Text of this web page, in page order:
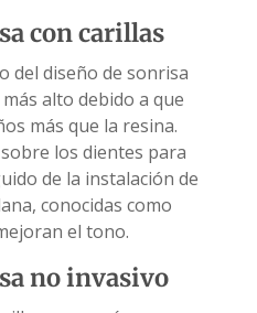
con carillas
del diseño de sonrisa
alto debido a que
más que la resina.
los dientes para
de la instalación de
conocidas como
el tono.
no invasivo